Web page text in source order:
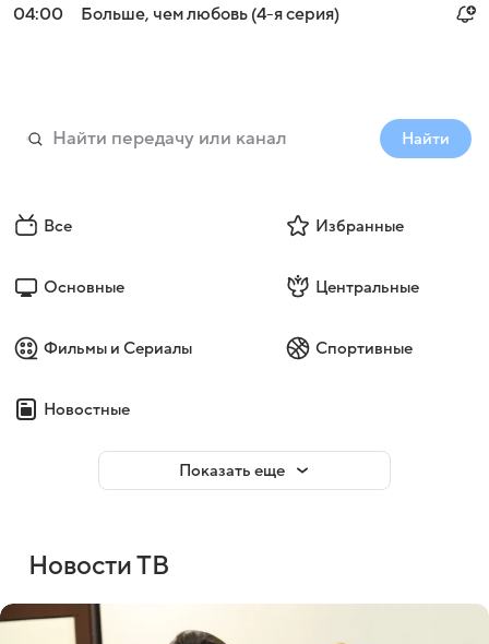
04:00
Больше, чем любовь (4-я серия)
Найти
Все Избранные
Основные Центральные
Фильмы и Сериалы Спортивные
Новостные
Показать еще
Новости ТВ